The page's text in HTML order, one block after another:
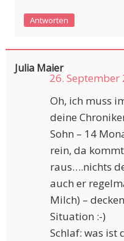
Antworten
Julia Maier
26.
Oh, ich muss
deine
Sohn – 14
rein, da
raus….nichts
auch er
Milch) –
Situation :-)
Schlaf: was ist